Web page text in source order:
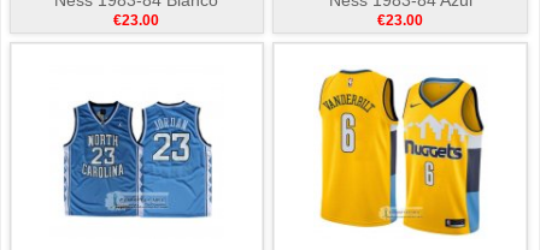
€23.00 €23.00